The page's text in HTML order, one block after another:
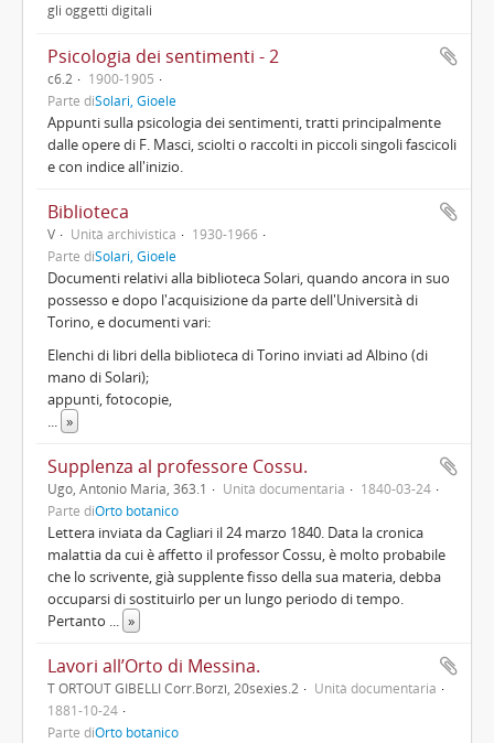
gli oggetti digitali
Psicologia dei sentimenti - 2
c6.2
1900-1905
Parte diSolari, Gioele
Appunti sulla psicologia dei sentimenti, tratti principalmente
dalle opere di F. Masci, sciolti o raccolti in piccoli singoli fascicoli
e con indice all'inizio.
Biblioteca
V Unità archivistica
1930-1966
Parte diSolari, Gioele
Documenti relativi alla biblioteca Solari, quando ancora in suo
possesso e dopo l'acquisizione da parte dell'Università di
Torino, e documenti vari:
Elenchi di libri della biblioteca di Torino inviati ad Albino (di
mano di Solari);
appunti, fotocopie,
... »
Supplenza al professore Cossu.
Ugo, Antonio Maria, 363.1 Unità documentaria
1840-03-24
Parte diOrto botanico
Lettera inviata da Cagliari il 24 marzo 1840. Data la cronica
malattia da cui è affetto il professor Cossu, è molto probabile
che lo scrivente, già supplente fisso della sua materia, debba
occuparsi di sostituirlo per un lungo periodo di tempo.
Pertanto ... »
Lavori all’Orto di Messina.
T ORTOUT GIBELLI Corr.Borzì, 20sexies.2
Unità documentaria
1881-10-24
Parte diOrto botanico